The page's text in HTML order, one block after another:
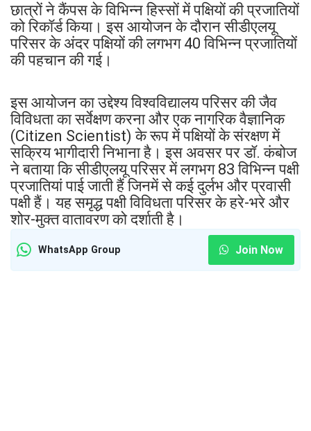
छात्रों ने कैंपस के विभिन्न हिस्सों में पक्षियों की प्रजातियों
को रिकॉर्ड किया। इस आयोजन के दौरान सीडीएलयू
परिसर के अंदर पक्षियों की लगभग 40 विभिन्न प्रजातियों
की पहचान की गई।
इस आयोजन का उद्देश्य विश्वविद्यालय परिसर की जैव
विविधता का सर्वेक्षण करना और एक नागरिक वैज्ञानिक
(Citizen Scientist) के रूप में पक्षियों के संरक्षण में
सक्रिय भागीदारी निभाना है। इस अवसर पर डॉ. कंबोज
ने बताया कि सीडीएलयू परिसर में लगभग 83 विभिन्न पक्षी
प्रजातियां पाई जाती हैं जिनमें से कई दुर्लभ और प्रवासी
पक्षी हैं। यह समृद्ध पक्षी विविधता परिसर के हरे-भरे और
शोर-मुक्त वातावरण को दर्शाती है।
WhatsApp Group Join Now